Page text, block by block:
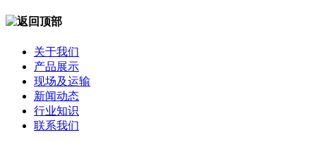
关于我们
产品展示
现场及运输
新闻动态
行业知识
联系我们